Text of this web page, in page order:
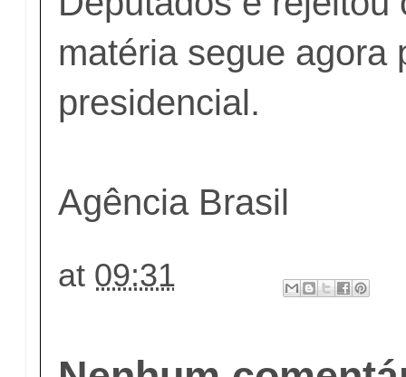
matéria segue agora
presidencial.
Agência Brasil
at 09:31